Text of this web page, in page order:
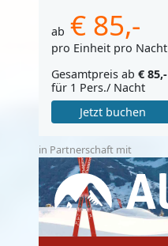
ab € 85,-
pro Einheit pro Nacht
Gesamtpreis ab € 85,-
für 1 Pers./ Nacht
Jetzt buchen
in Partnerschaft mit